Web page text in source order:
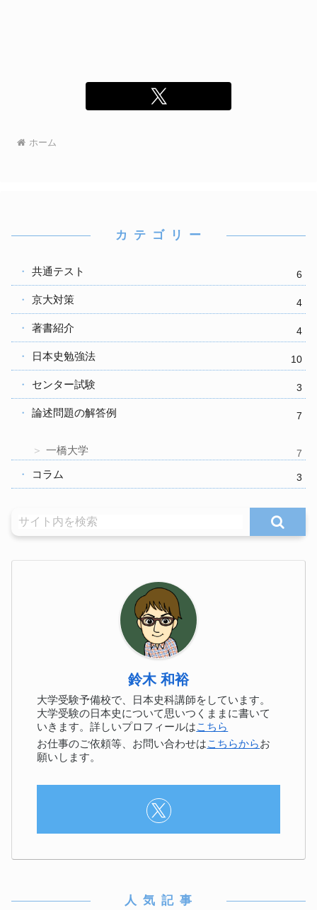
ホーム
カ テ ゴ リ ー
共通テスト 6
京大対策 4
著書紹介 4
日本史勉強法 10
センター試験 3
論述問題の解答例 7
一橋大学 7
コラム 3
鈴木 和裕
大学受験予備校で、日本史科講師をしています。
大学受験の日本史について思いつくままに書いて
いきます。詳しいプロフィールはこちら
お仕事のご依頼等、お問い合わせはこちらからお
願いします。 ‎
人 気 記 事